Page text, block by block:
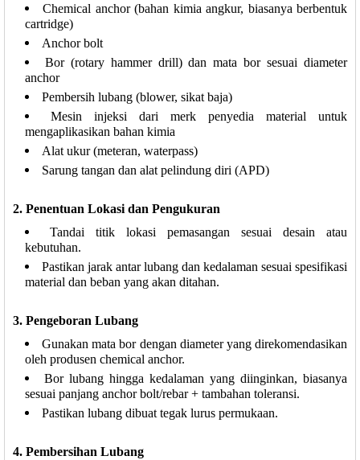
Chemical anchor (bahan kimia angkur, biasanya berbentuk
cartridge)
Anchor bolt
Bor (rotary hammer drill) dan mata bor sesuai diameter
anchor
Pembersih lubang (blower, sikat baja)
Mesin injeksi dari merk penyedia material untuk
mengaplikasikan bahan kimia
Alat ukur (meteran, waterpass)
Sarung tangan dan alat pelindung diri (APD)
2. Penentuan Lokasi dan Pengukuran
Tandai titik lokasi pemasangan sesuai desain atau
kebutuhan.
Pastikan jarak antar lubang dan kedalaman sesuai spesifikasi
material dan beban yang akan ditahan.
3. Pengeboran Lubang
Gunakan mata bor dengan diameter yang direkomendasikan
oleh produsen chemical anchor.
Bor lubang hingga kedalaman yang diinginkan, biasanya
sesuai panjang anchor bolt/rebar + tambahan toleransi.
Pastikan lubang dibuat tegak lurus permukaan.
4. Pembersihan Lubang